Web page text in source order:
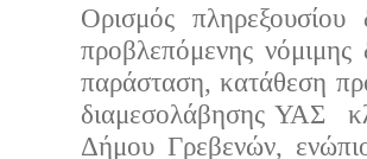
Ορισμός
προβλεπόμενης νόμιμης
παράσταση, κατάθεση
διαμεσολάβησης ΥΑΣ
Δήμου Γρεβενών,